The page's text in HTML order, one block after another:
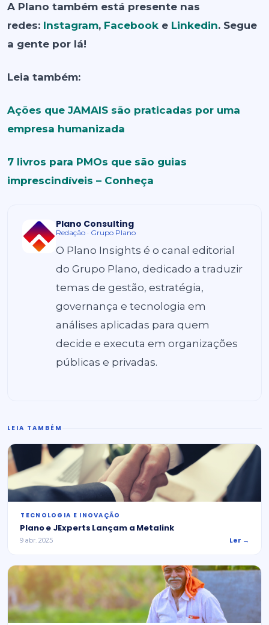
A Plano também está presente nas
redes: Instagram, Facebook e Linkedin. Segue
a gente por lá!
Leia também:
Ações que JAMAIS são praticadas por uma
empresa humanizada
7 livros para PMOs que são guias
imprescindíveis – Conheça
Plano Consulting
Redação · Grupo Plano
O Plano Insights é o canal editorial
do Grupo Plano, dedicado a traduzir
temas de gestão, estratégia,
governança e tecnologia em
análises aplicadas para quem
decide e executa em organizações
públicas e privadas.
LEIA TAMBÉM
⁠TECNOLOGIA E INOVAÇÃO
Plano e JExperts Lançam a Metalink
9 abr. 2025 Ler →